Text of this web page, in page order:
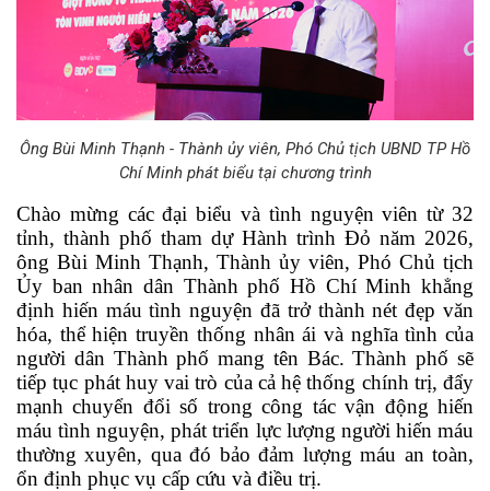
Ông Bùi Minh Thạnh - Thành ủy viên, Phó Chủ tịch UBND TP Hồ
Chí Minh phát biểu tại chương trình
Chào mừng các đại biểu và tình nguyện viên từ 32
tỉnh, thành phố tham dự Hành trình Đỏ năm 2026,
ông Bùi Minh Thạnh, Thành ủy viên, Phó Chủ tịch
Ủy ban nhân dân Thành phố Hồ Chí Minh khẳng
định hiến máu tình nguyện đã trở thành nét đẹp văn
hóa, thể hiện truyền thống nhân ái và nghĩa tình của
người dân Thành phố mang tên Bác. Thành phố sẽ
tiếp tục phát huy vai trò của cả hệ thống chính trị, đẩy
mạnh chuyển đổi số trong công tác vận động hiến
máu tình nguyện, phát triển lực lượng người hiến máu
thường xuyên, qua đó bảo đảm lượng máu an toàn,
ổn định phục vụ cấp cứu và điều trị.